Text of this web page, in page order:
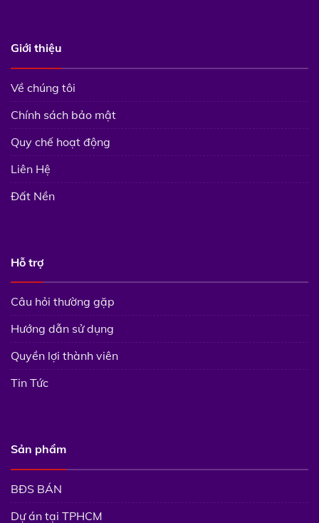
Giới thiệu
Về chúng tôi
Chính sách bảo mật
Quy chế hoạt động
Liên Hệ
Đất Nền
Hỗ trợ
Câu hỏi thường gặp
Hướng dẫn sử dụng
Quyền lợi thành viên
Tin Tức
Sản phẩm
BĐS BÁN
Dự án tại TPHCM